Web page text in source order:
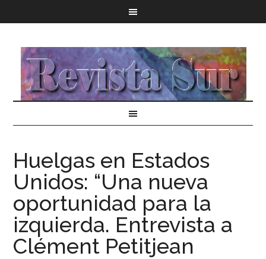
Huelgas en Estados
Unidos: “Una nueva
oportunidad para la
izquierda. Entrevista a
Clément Petitjean